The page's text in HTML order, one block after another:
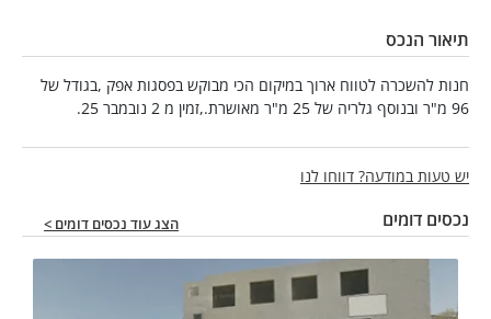
תיאור הנכס
חנות להשכרה לטווח ארוך במיקום הכי מבוקש בפסגות אפק ,בגודל של
96 מ"ר ובנוסף גלריה של 25 מ"ר מאושרת.,זמין מ 2 נובמבר 25.
יש טעות במודעה? דווחו לנו
נכסים דומים הצג עוד נכסים דומים >